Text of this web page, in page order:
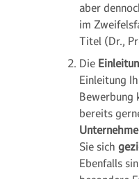
aber
im
Titel (Dr.,
Die
Einleitung
Bewerbung
bereits
Sie sich
Ebenfalls